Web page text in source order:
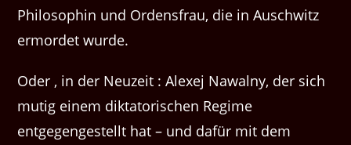
Philosophin und Ordensfrau, die in Auschwitz
ermordet wurde.
Oder , in der Neuzeit : Alexej Nawalny, der sich
mutig einem diktatorischen Regime
entgegengestellt hat – und dafür mit dem